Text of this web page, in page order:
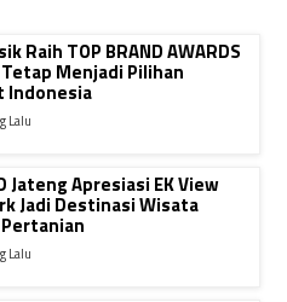
Raih TOP BRAND AWARDS
Menjadi Pilihan
Indonesia
Lalu
Jateng Apresiasi EK View
Jadi Destinasi Wisata
Lalu